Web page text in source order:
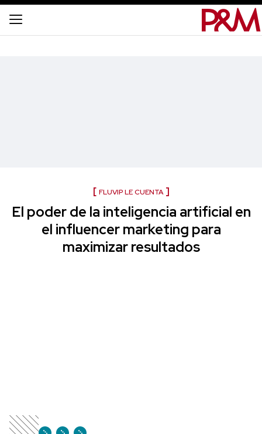
FLUVIP LE CUENTA
El poder de la inteligencia artificial en
el influencer marketing para
maximizar resultados